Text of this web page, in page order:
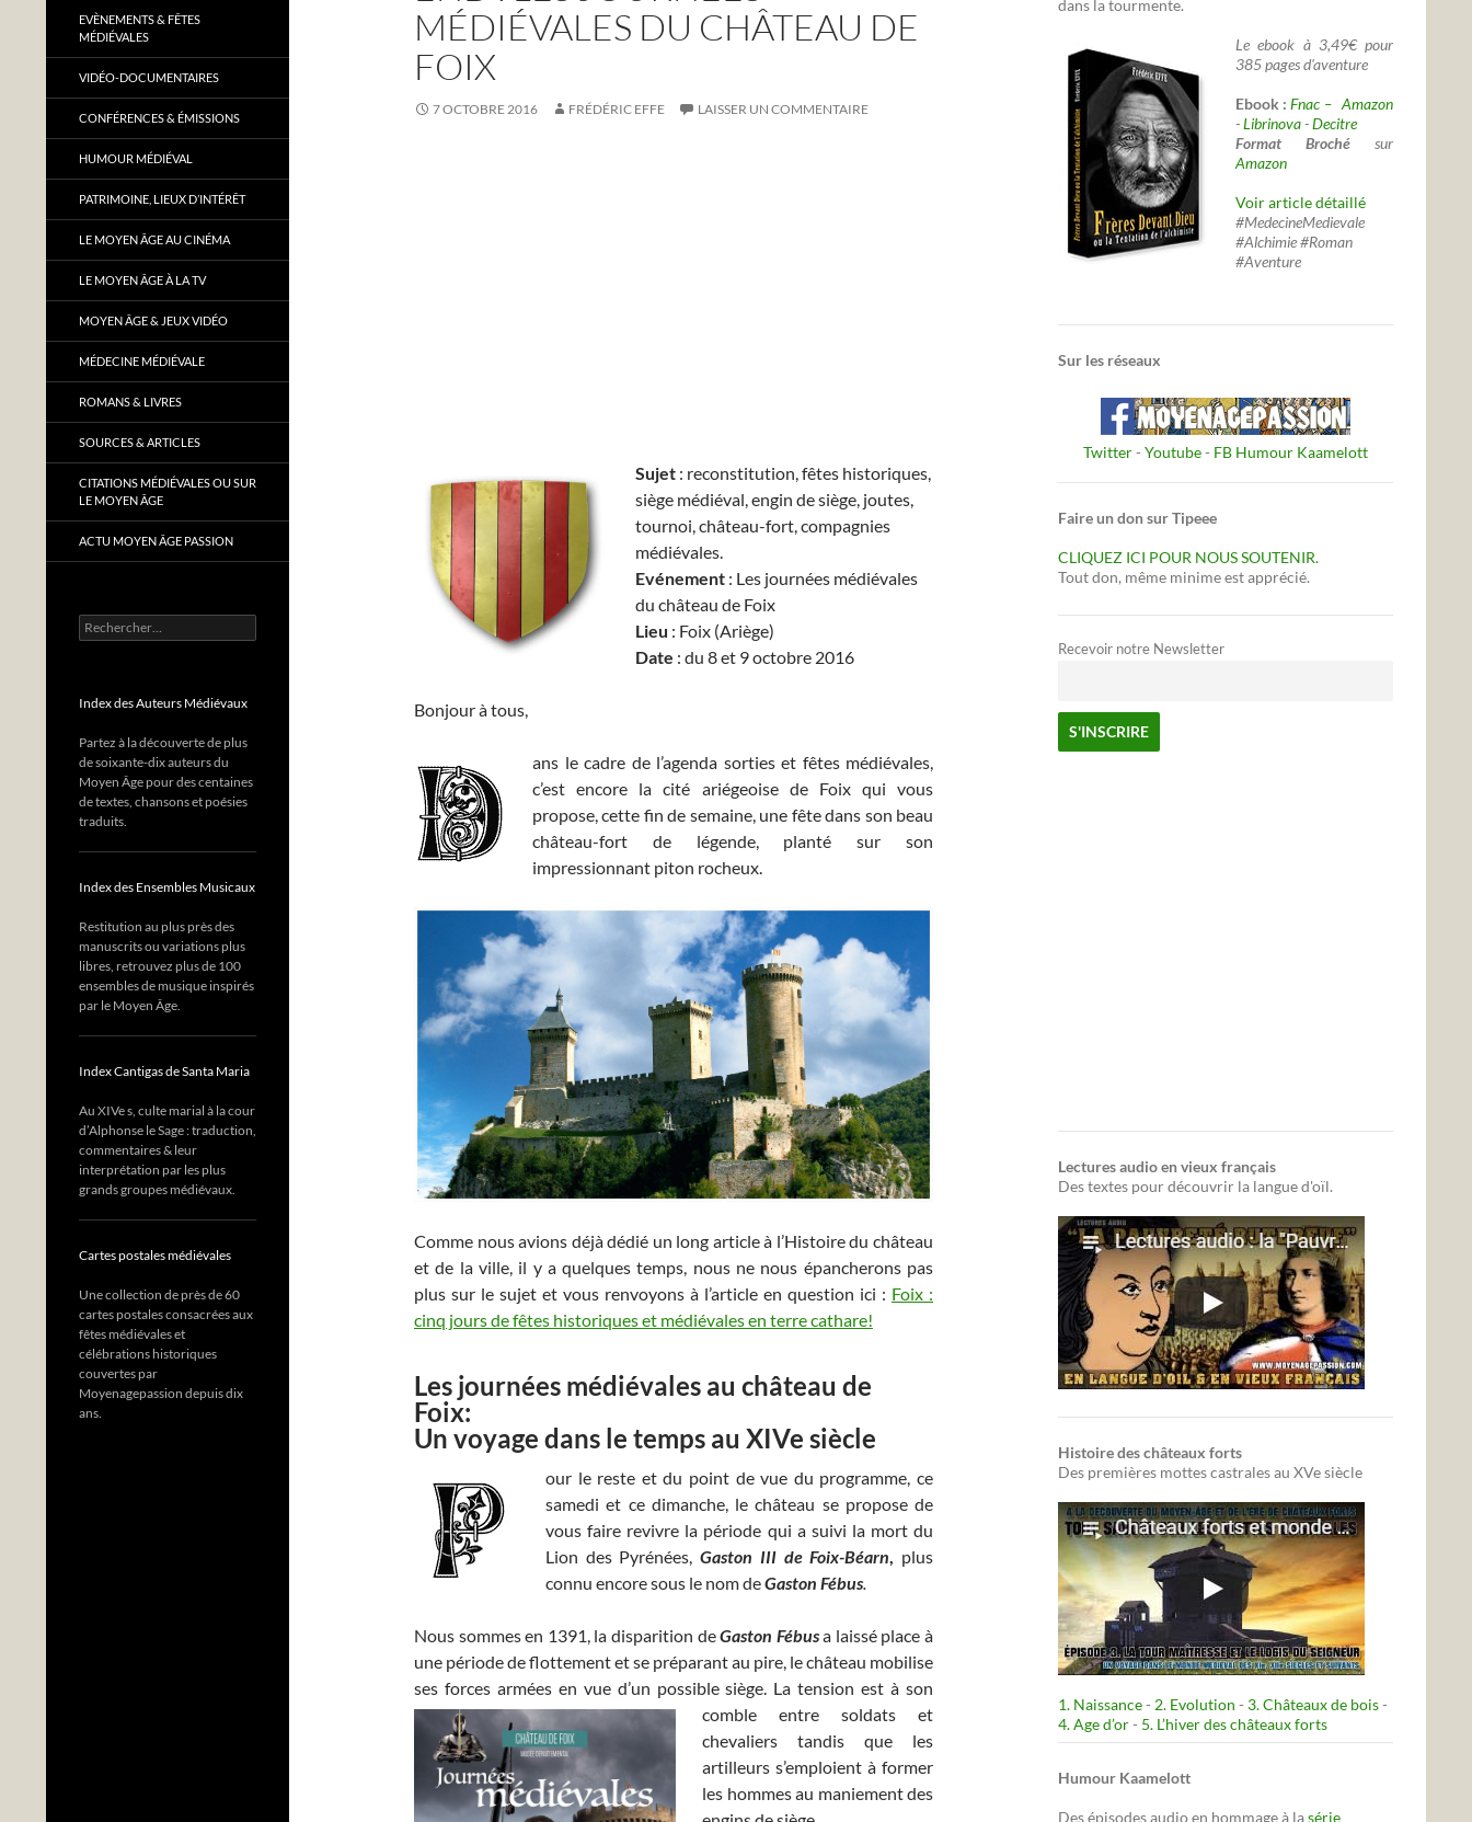
MÉDIÉVALES DU CHÂTEAU DE
FOIX
7 OCTOBRE 2016 FRÉDÉRIC EFFE LAISSER UN COMMENTAIRE
Sujet : reconstitution, fêtes historiques,
siège médiéval, engin de siège, joutes,
tournoi, château-fort, compagnies
médiévales.
Evénement : Les journées médiévales
du château de Foix
Lieu : Foix (Ariège)
Date : du 8 et 9 octobre 2016
Bonjour à tous,
ans le cadre de l’agenda sorties et fêtes médiévales,
c’est encore la cité ariégeoise de Foix qui vous
propose, cette fin de semaine, une fête dans son beau
château-fort de légende, planté sur son
impressionnant piton rocheux.
Comme nous avions déjà dédié un long article à l’Histoire du château
et de la ville, il y a quelques temps, nous ne nous épancherons pas
plus sur le sujet et vous renvoyons à l’article en question ici : Foix :
cinq jours de fêtes historiques et médiévales en terre cathare!
Les journées médiévales au château de
Foix:
Un voyage dans le temps au XIVe siècle
our le reste et du point de vue du programme, ce
samedi et ce dimanche, le château se propose de
vous faire revivre la période qui a suivi la mort du
Lion des Pyrénées,Gaston III de Foix-Béarn, plus
connu encore sous le nom deGaston Fébus.
Nous sommes en 1391, la disparition deGaston Fébusa laissé place à
une période de flottement et se préparant au pire, le château mobilise
ses forces armées en vue d’un possible siège. La tension està son
comble entre soldats et
chevaliers tandis que les
artilleurs s’emploient à former
les hommes au maniement des
dans la tourmente.
Le ebook à 3,49€ pour
385 pages d'aventure
Ebook :Fnac – Amazon
-Librinova-Decitre
Format Broché sur
Amazon
Voir article détaillé
#MedecineMedievale
#Alchimie #Roman
#Aventure
Sur les réseaux
Twitter- Youtube- FB Humour Kaamelott
Faire un don sur Tipeee
CLIQUEZ ICI POUR NOUS SOUTENIR.
Tout don, même minime est apprécié.
Recevoir notre Newsletter
Lectures audio en vieux français
Des textes pour découvrir la langue d'oïl.
Histoire des châteaux forts
Des premières mottes castrales au XVe siècle
1. Naissance- 2. Evolution - 3. Châteaux de bois-
4. Age d’or- 5. L’hiver des châteaux forts
Humour Kaamelott
Des épisodes audio en hommage à lasérie
EVÈNEMENTS & FÊTES
MÉDIÉVALES
VIDÉO-DOCUMENTAIRES
CONFÉRENCES & ÉMISSIONS
HUMOUR MÉDIÉVAL
PATRIMOINE, LIEUX D’INTÉRÊT
LE MOYEN ÂGE AU CINÉMA
LE MOYEN ÂGE À LA TV
MOYEN ÂGE & JEUX VIDÉO
MÉDECINE MÉDIÉVALE
ROMANS & LIVRES
SOURCES & ARTICLES
CITATIONS MÉDIÉVALES OU SUR
LE MOYEN ÂGE
ACTU MOYEN ÂGE PASSION
Rechercher :
Index des Auteurs Médiévaux
Partez à la découverte de plus
de soixante-dix auteurs du
Moyen Âge pour des centaines
de textes, chansons et poésies
traduits.
Index des Ensembles Musicaux
Restitution au plus près des
manuscrits ou variations plus
libres, retrouvez plus de 100
ensembles de musique inspirés
par le Moyen Âge.
Index Cantigas de Santa Maria
Au XIVe s, culte marial à la cour
d’Alphonse le Sage : traduction,
commentaires & leur
interprétation par les plus
grands groupes médiévaux.
Cartes postales médiévales
Une collection de près de 60
cartes postales consacrées aux
fêtes médiévales et
célébrations historiques
couvertes par
Moyenagepassion depuis dix
ans.